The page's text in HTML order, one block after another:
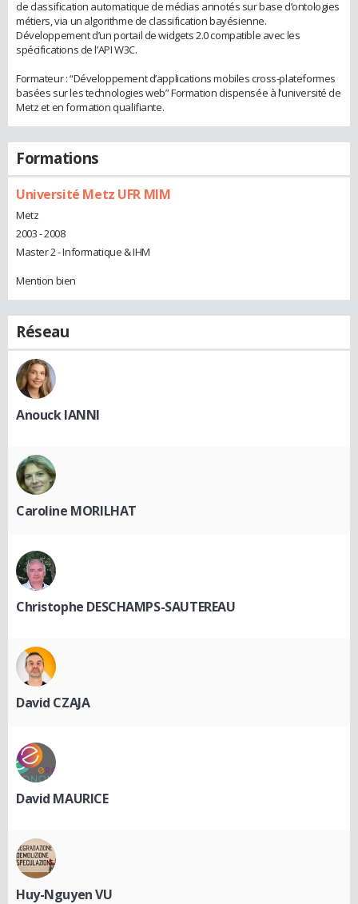
de classification automatique de médias annotés sur base d’ontologies
métiers, via un algorithme de classification bayésienne.
Développement d’un portail de widgets 2.0 compatible avec les
spécifications de l’API W3C.
Formateur : “Développement d’applications mobiles cross-plateformes
basées sur les technologies web” Formation dispensée à l’université de
Metz et en formation qualifiante.
Formations
Université Metz UFR MIM
Metz
2003 - 2008
Master 2 - Informatique & IHM
Mention bien
Réseau
Anouck IANNI
Caroline MORILHAT
Christophe DESCHAMPS-SAUTEREAU
David CZAJA
David MAURICE
Huy-Nguyen VU